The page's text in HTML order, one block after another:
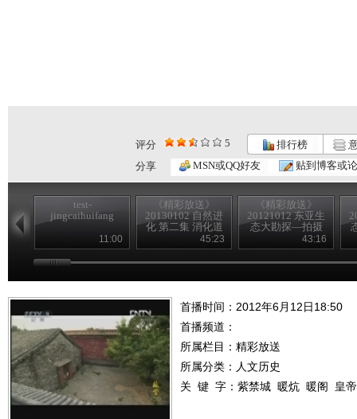
评分 5 排行榜
分享
MSN或QQ好友 贴到博客或
test-
jingcaihuifang
11:00
《精彩放送》
20130102 自然进
化 第二集 消化道
45:23
《精彩放送》
20121012 东亚生
态大勘探—拍摄
43:16
首播时间：2012年6月12日18:50
首播频道：
所属栏目： 精彩放送
所属分类：人文历史
关 键 字： 紫禁城 暖炕 暖阁 皇帝